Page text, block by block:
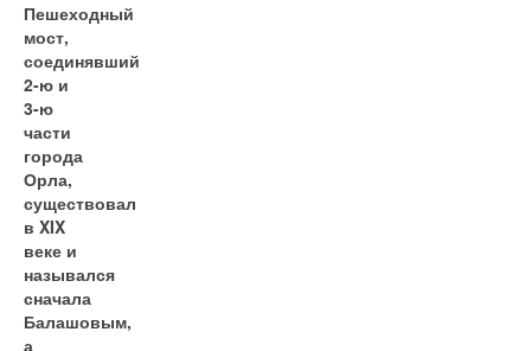
Пешеходный
мост,
соединявший
2-ю и
3-ю
части
города
Орла,
существовал
в XIX
веке и
назывался
сначала
Балашовым,
а